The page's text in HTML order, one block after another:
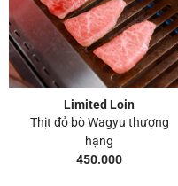
Limited Loin
Thịt đỏ bò Wagyu thượng
hạng
450.000